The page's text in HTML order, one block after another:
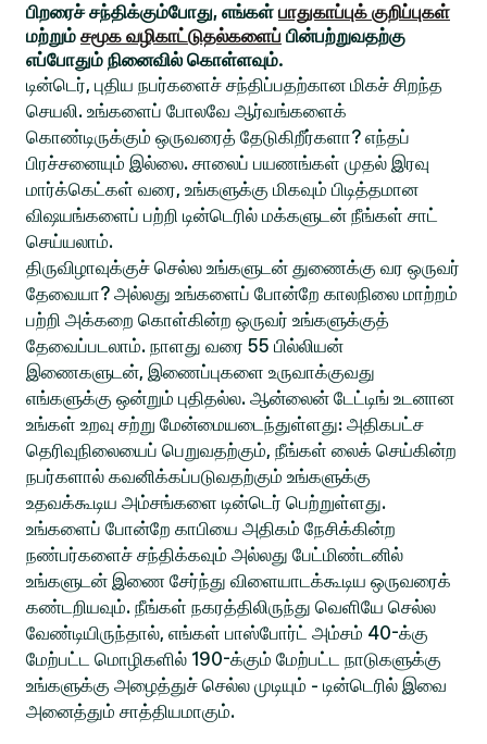
பிறரைச் சந்திக்கும்போது, எங்கள் பாதுகாப்புக் குறிப்புகள்
மற்றும் சமூக வழிகாட்டுதல்களைப் பின்பற்றுவதற்கு
எப்போதும் நினைவில் கொள்ளவும்.
டின்டெர், புதிய நபர்களைச் சந்திப்பதற்கான மிகச் சிறந்த
செயலி. உங்களைப் போலவே ஆர்வங்களைக்
கொண்டிருக்கும் ஒருவரைத் தேடுகிறீர்களா? எந்தப்
பிரச்சனையும் இல்லை. சாலைப் பயணங்கள் முதல் இரவு
மார்க்கெட்கள் வரை, உங்களுக்கு மிகவும் பிடித்தமான
விஷயங்களைப் பற்றி டின்டெரில் மக்களுடன் நீங்கள் சாட்
செய்யலாம்.
திருவிழாவுக்குச் செல்ல உங்களுடன் துணைக்கு வர ஒருவர்
தேவையா? அல்லது உங்களைப் போன்றே காலநிலை மாற்றம்
பற்றி அக்கறை கொள்கின்ற ஒருவர் உங்களுக்குத்
தேவைப்படலாம். நாளது வரை 55 பில்லியன்
இணைகளுடன், இணைப்புகளை உருவாக்குவது
எங்களுக்கு ஒன்றும் புதிதல்ல. ஆன்லைன் டேட்டிங் உடனான
உங்கள் உறவு சற்று மேன்மையடைந்துள்ளது: அதிகபட்ச
தெரிவுநிலையைப் பெறுவதற்கும், நீங்கள் லைக் செய்கின்ற
நபர்களால் கவனிக்கப்படுவதற்கும் உங்களுக்கு
உதவக்கூடிய அம்சங்களை டின்டெர் பெற்றுள்ளது.
உங்களைப் போன்றே காபியை அதிகம் நேசிக்கின்ற
நண்பர்களைச் சந்திக்கவும் அல்லது பேட்மிண்டனில்
உங்களுடன் இணை சேர்ந்து விளையாடக்கூடிய ஒருவரைக்
கண்டறியவும். நீங்கள் நகரத்திலிருந்து வெளியே செல்ல
வேண்டியிருந்தால், எங்கள் பாஸ்போர்ட் அம்சம் 40-க்கு
மேற்பட்ட மொழிகளில் 190-க்கும் மேற்பட்ட நாடுகளுக்கு
உங்களுக்கு அழைத்துச் செல்ல முடியும் - டின்டெரில் இவை
அனைத்தும் சாத்தியமாகும்.